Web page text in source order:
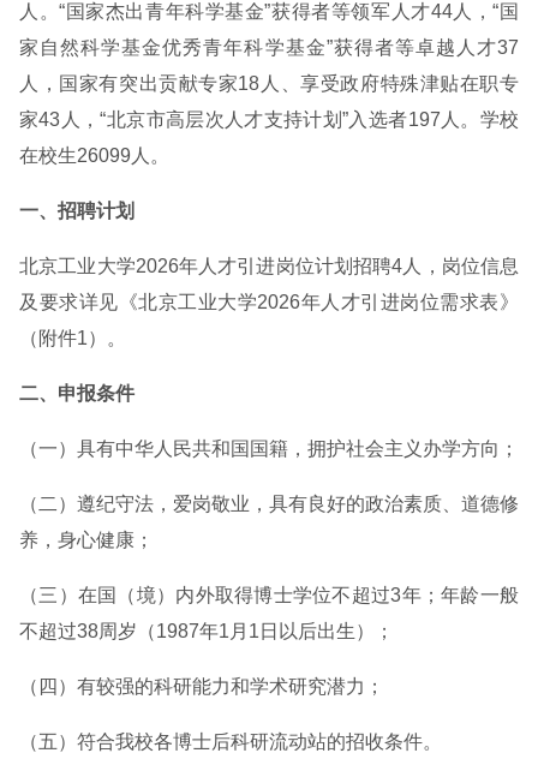
人。“国家杰出青年科学基金”获得者等领军人才44人，“国
家自然科学基金优秀青年科学基金”获得者等卓越人才37
人，国家有突出贡献专家18人、享受政府特殊津贴在职专
家43人，“北京市高层次人才支持计划”入选者197人。学校
在校生26099人。
一、招聘计划
北京工业大学2026年人才引进岗位计划招聘4人，岗位信息
及要求详见《北京工业大学2026年人才引进岗位需求表》
（附件1）。
二、申报条件
（一）具有中华人民共和国国籍，拥护社会主义办学方向；
（二）遵纪守法，爱岗敬业，具有良好的政治素质、道德修
养，身心健康；
（三）在国（境）内外取得博士学位不超过3年；年龄一般
不超过38周岁（1987年1月1日以后出生）；
（四）有较强的科研能力和学术研究潜力；
（五）符合我校各博士后科研流动站的招收条件。